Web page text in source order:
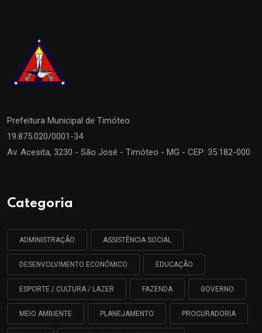
Prefeitura Municipal de Timóteo
19.875.020/0001-34
Av. Acesita, 3230 - São José - Timóteo - MG - CEP: 35.182-000
Categoria
ADMINISTRAÇÃO ASSISTÊNCIA SOCIAL
DESENVOLVIMENTO ECONÔMICO EDUCAÇÃO
ESPORTE / CULTURA / LAZER FAZENDA GOVERNO
MEIO AMBIENTE PLANEJAMENTO PROCURADORIA